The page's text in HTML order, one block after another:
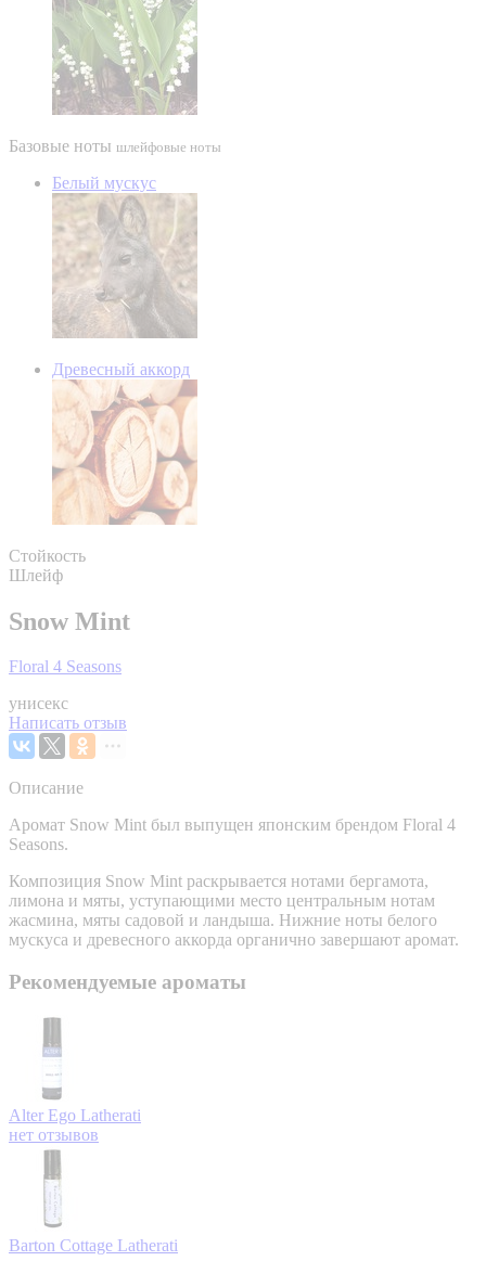
Базовые ноты шлейфовые ноты
Белый мускус
Древесный аккорд
Стойкость
Шлейф
Snow Mint
Floral 4 Seasons
унисекс
Написать отзыв
Описание
Аромат Snow Mint был выпущен японским брендом Floral 4
Seasons.
Композиция Snow Mint раскрывается нотами бергамота,
лимона и мяты, уступающими место центральным нотам
жасмина, мяты садовой и ландыша. Нижние ноты белого
мускуса и древесного аккорда органично завершают аромат.
Рекомендуемые ароматы
Alter Ego Latherati
нет отзывов
Barton Cottage Latherati